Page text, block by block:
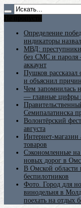
Определение
индикаторы
МВД: преступники
без СМС и пароля
аккаунт
Пушков
и объяснил
Чем запомнилась
— главные цифры
Семипалатинска
Волонтёрский
августа
Интернет-
товаров
Сэкономленные на
новых дорог в
В Омской области
беспилотников
Фото. Город для
винодельня в
поехать на отдых